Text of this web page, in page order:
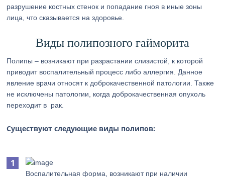
разрушение костных стенок и попадание гноя в иные зоны
лица, что сказывается на здоровье.
Виды полипозного гайморита
Полипы – возникают при разрастании слизистой, к которой
приводит воспалительный процесс либо аллергия. Данное
явление врачи относят к доброкачественной патологии. Также
не исключены патологии, когда доброкачественная опухоль
переходит в рак.
Существуют следующие виды полипов:
Воспалительная форма, возникают при наличии